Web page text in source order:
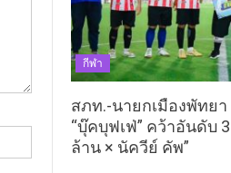
กีฬา
สภท.-นายกเมืองพัทย
“บุ๊คบุฟเฟ่” คว้าอันดับ
ล้าน × นัควีย์ คัพ”